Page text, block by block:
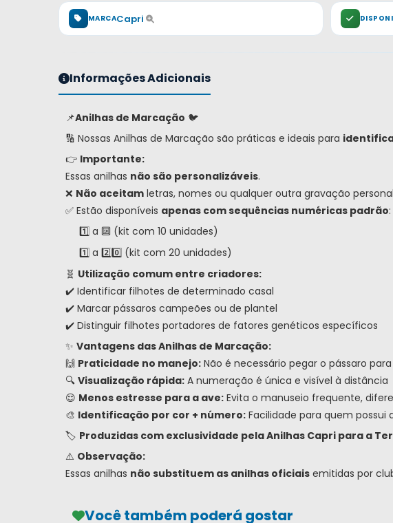
MARCACapri
Informações Adicionais
📌Anilhas de Marcação 🐦
🔢 Nossas Anilhas de Marcação são práticas e ideais para
👉 Importante:
Essas anilhas não são personalizáveis.
❌ Não aceitamletras, nomes ou qualquer outra gravação
✅ Estão disponíveis apenas com sequências numéricas padrão:
1️⃣ a 🔟 (kit com 10 unidades)
1️⃣ a 2️⃣0️⃣ (kit com 20 unidades)
🧬 Utilização comum entre criadores:
✔️ Identificar filhotes de determinado casal
✔️ Marcar pássaros campeões ou de plantel
✔️ Distinguir filhotes portadores de fatores genéticos específicos
✨ Vantagens das Anilhas de Marcação:
🙌 Praticidade no manejo:Não é necessário pegar o pássaro
🔍 Visualização rápida:A numeração é única e visível à distância
😌 Menos estresse para a ave:Evita o manuseio frequente,
🎨 Identificação por cor + número:Facilidade para quem possui
🏷️ Produzidas com exclusividade pela Anilhas Capri para a
⚠️ Observação:
Essas anilhas não substituem as anilhas oficiaisemitidas por
Você também poderá gostar